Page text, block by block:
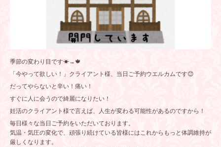
季節の変わり目です☀→🍁
「今やって欲しい！」クライアント様、当日ご予約ウエルカムです😊
だってやらないと辛い！痛い！
すぐに人に会うので綺麗になりたい！
妊活のクライアント様で言えば、人生が変わる可能性があるのですから！
毎日様々な当日ご予約をいただいております。
気温・気圧の変化で、頑張り続けている皆様にはこれからもっと体調維持が
厳しくなります。